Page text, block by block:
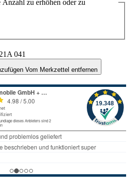
zu erhöhen oder zu
041
Vom Merkzettel entfernen